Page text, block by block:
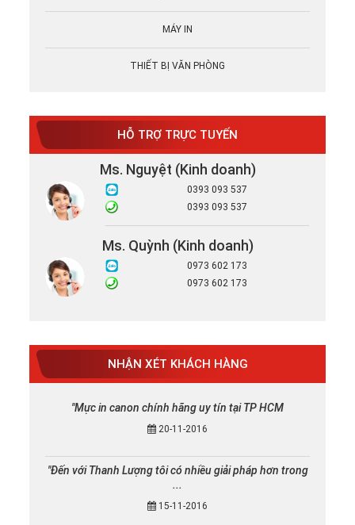
MÁY IN
THIẾT BỊ VĂN PHÒNG
HỖ TRỢ TRỰC TUYẾN
Ms. Nguyệt (Kinh doanh)
0393 093 537
0393 093 537
Ms. Quỳnh (Kinh doanh)
0973 602 173
0973 602 173
NHẬN XÉT KHÁCH HÀNG
"Mực in canon chính hãng uy tín tại TP HCM
20-11-2016
"Đến với Thanh Lượng tôi có nhiều giải pháp hơn trong
...
15-11-2016